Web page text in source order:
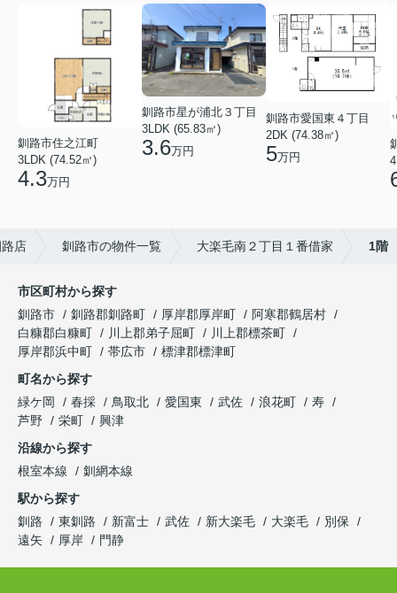
釧路市住之江町
3LDK (74.52㎡)
4.3万円
釧路市星が浦北３丁目
3LDK (65.83㎡)
3.6万円
釧路市愛国東４丁目
2DK (74.38㎡)
5万円
店 釧路市の物件一覧 大楽毛南２丁目１番借家 1階
市区町村から探す
釧路市
釧路郡釧路町 厚岸郡厚岸町
阿寒郡鶴居村
白糠郡白糠町
川上郡弟子屈町
川上郡標茶町
厚岸郡浜中町
帯広市
標津郡標津町
町名から探す
緑ケ岡
春採 鳥取北 愛国東 武佐 浪花町
寿
芦野
栄町
興津
沿線から探す
根室本線
釧網本線
駅から探す
釧路
東釧路 新富士 武佐 新大楽毛 大楽毛
別保
遠矢
厚岸 門静